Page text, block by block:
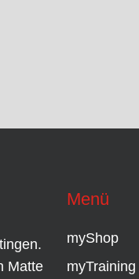
Matte
Menü
myShop
myTraining